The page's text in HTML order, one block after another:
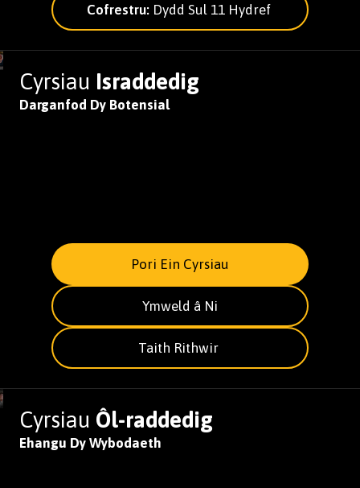
Cofrestru:Dydd Sul 11 Hydref
Cyrsiau Israddedig
Darganfod Dy Botensial
Pori Ein Cyrsiau
Ymweld â Ni
Taith Rithwir
Cyrsiau Ôl-raddedig
Ehangu Dy Wybodaeth